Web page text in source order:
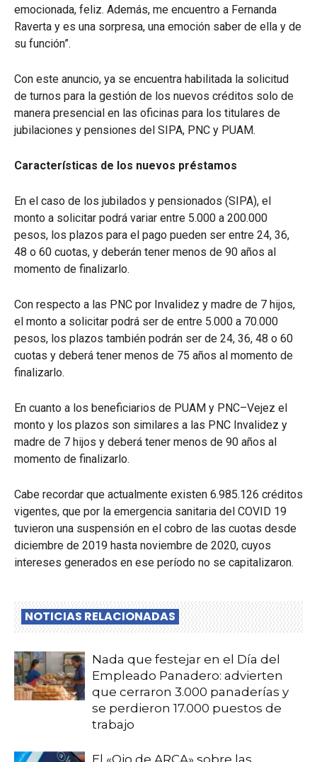
emocionada, feliz. Además, me encuentro a Fernanda
Raverta y es una sorpresa, una emoción saber de ella y de
su función”.
Con este anuncio, ya se encuentra habilitada la solicitud
de turnos para la gestión de los nuevos créditos solo de
manera presencial en las oficinas para los titulares de
jubilaciones y pensiones del SIPA, PNC y PUAM.
Características de los nuevos préstamos
En el caso de los jubilados y pensionados (SIPA), el
monto a solicitar podrá variar entre 5.000 a 200.000
pesos, los plazos para el pago pueden ser entre 24, 36,
48 o 60 cuotas, y deberán tener menos de 90 años al
momento de finalizarlo.
Con respecto a las PNC por Invalidez y madre de 7 hijos,
el monto a solicitar podrá ser de entre 5.000 a 70.000
pesos, los plazos también podrán ser de 24, 36, 48 o 60
cuotas y deberá tener menos de 75 años al momento de
finalizarlo.
En cuanto a los beneficiarios de PUAM y PNC–Vejez el
monto y los plazos son similares a las PNC Invalidez y
madre de 7 hijos y deberá tener menos de 90 años al
momento de finalizarlo.
Cabe recordar que actualmente existen 6.985.126 créditos
vigentes, que por la emergencia sanitaria del COVID 19
tuvieron una suspensión en el cobro de las cuotas desde
diciembre de 2019 hasta noviembre de 2020, cuyos
intereses generados en ese período no se capitalizaron.
NOTICIAS RELACIONADAS
Nada que festejar en el Día del
Empleado Panadero: advierten
que cerraron 3.000 panaderías y
se perdieron 17.000 puestos de
trabajo
El «Ojo de ARCA» sobre las